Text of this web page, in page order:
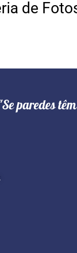
de
paredes